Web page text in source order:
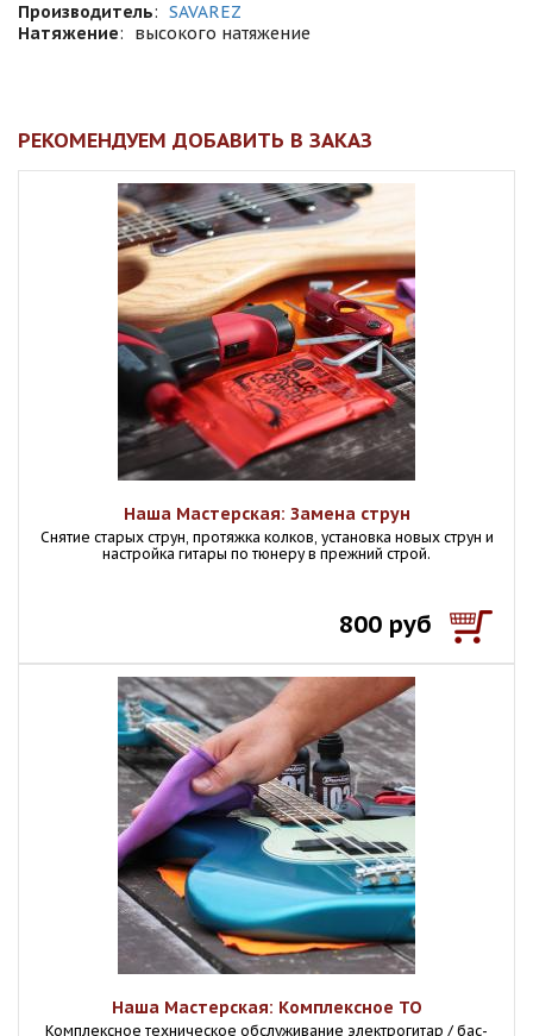
Производитель: SAVAREZ
Натяжение: высокого натяжение
РЕКОМЕНДУЕМ ДОБАВИТЬ В ЗАКАЗ
Наша Мастерская: Замена струн
Снятие старых струн, протяжка колков, установка новых струн и
настройка гитары по тюнеру в прежний строй.
800 руб
Наша Мастерская: Комплексное ТО
Комплексное техническое обслуживание электрогитар / бас-